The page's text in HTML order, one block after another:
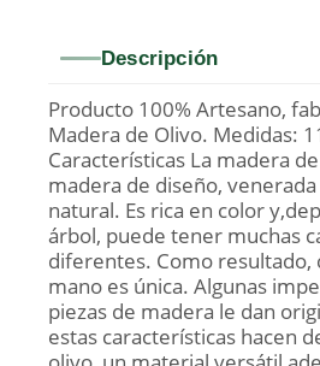
Descripción
Producto 100% Artesano,
Madera de Olivo. Medidas:
Características La madera
madera de diseño,
natural. Es rica en color
árbol, puede tener muchas
diferentes. Como resultado,
mano es única. Algunas
piezas de madera le dan
estas características hacen